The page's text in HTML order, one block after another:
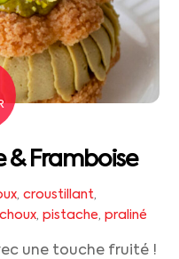
& Framboise
, croustillant,
,pistache,praliné
une touche fruité !